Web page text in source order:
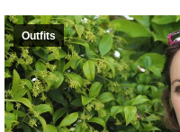
Outfits